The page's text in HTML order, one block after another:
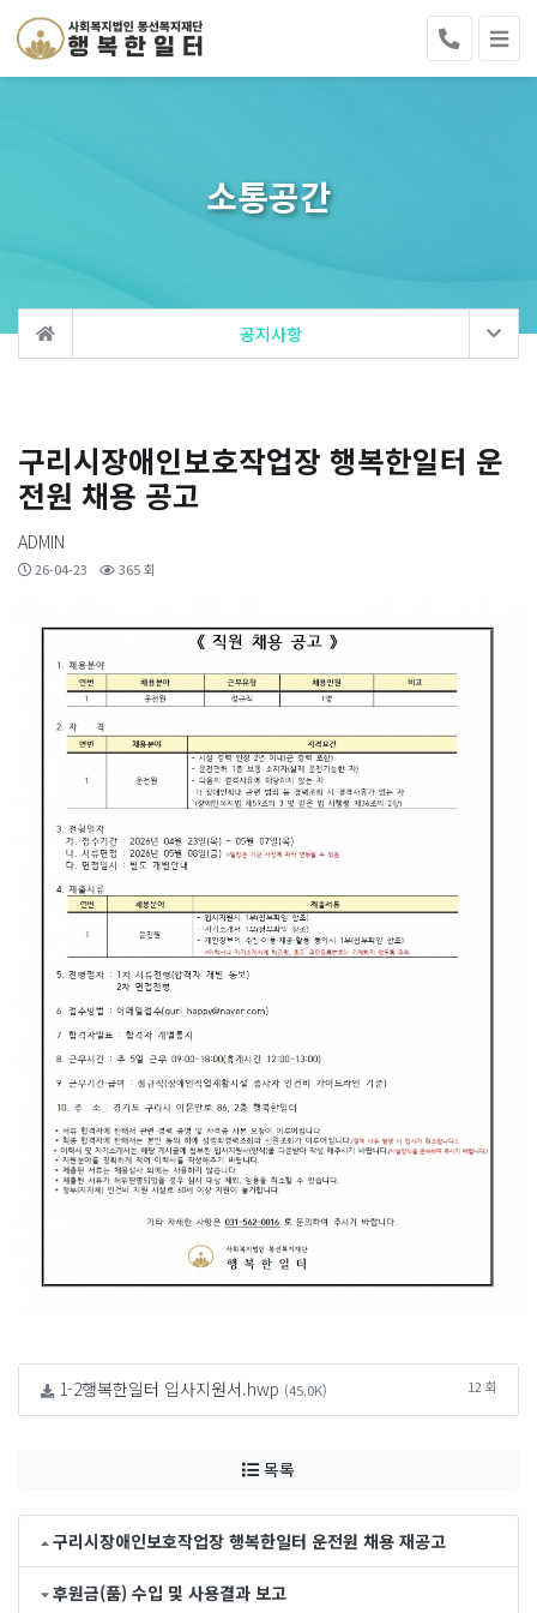
소통공간
공지사항
구리시장애인보호작업장 행복한일터 운
전원 채용 공고
ADMIN
26-04-23 365 회
1-2행복한일터 입사지원서.hwp (45.0K) 12 회
목록
구리시장애인보호작업장 행복한일터 운전원 채용 재공고
후원금(품) 수입 및 사용결과 보고